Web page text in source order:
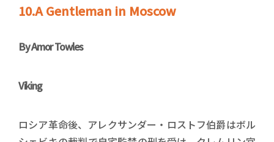
10.A Gentleman in Moscow
By Amor Towles
Viking
ロシア革命後、アレクサンダー・ロストフ伯爵はボル